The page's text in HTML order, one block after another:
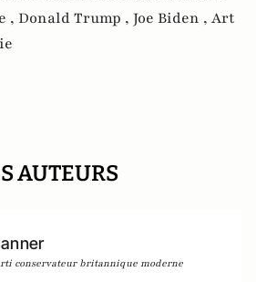
, Donald Trump , Joe Biden , Art
AUTEURS
conservateur britannique moderne